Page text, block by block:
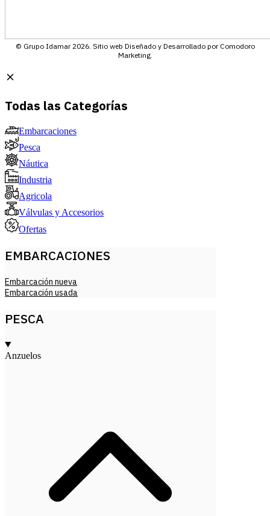
© Grupo Idamar 2026. Sitio web Diseñado y Desarrollado por Comodoro
Marketing.
Todas las Categorías
Embarcaciones
Pesca
Náutica
Industria
Agricola
Válvulas y Accesorios
Ofertas
EMBARCACIONES
Embarcación nueva
Embarcación usada
PESCA
Anzuelos